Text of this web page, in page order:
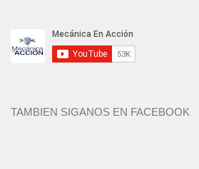
TAMBIEN SIGANOS EN FACEBOOK